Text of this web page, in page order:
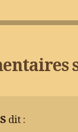
dit :